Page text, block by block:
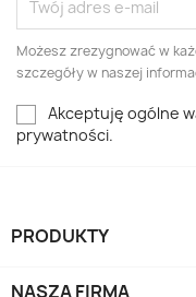
Możesz zrezygnować w
szczegóły w naszej
Akceptuję ogólne
prywatności.
PRODUKTY
NASZA FIRMA